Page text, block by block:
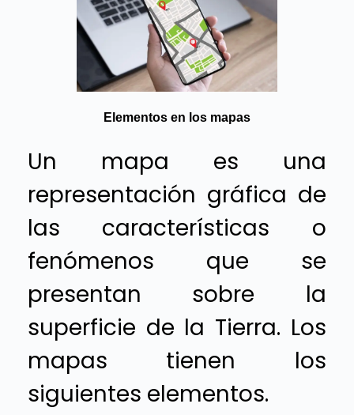
Elementos en los mapas
Un mapa es una
representación gráfica de
las características o
fenómenos que se
presentan sobre la
superficie de la Tierra. Los
mapas tienen los
siguientes elementos.